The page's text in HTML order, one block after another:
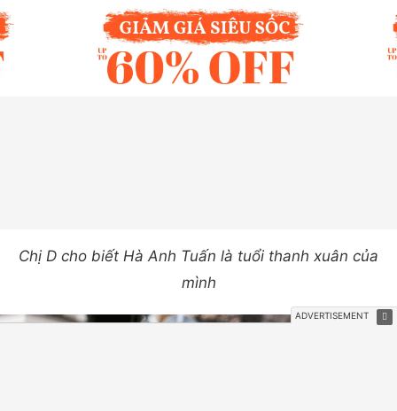
Chị D cho biết Hà Anh Tuấn là tuổi thanh xuân của
mình